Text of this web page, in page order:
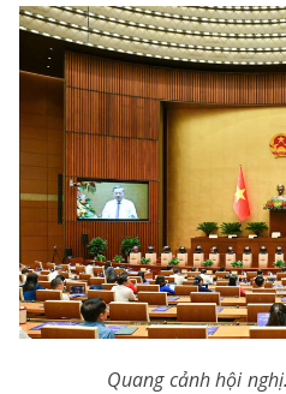
Quang cảnh hội